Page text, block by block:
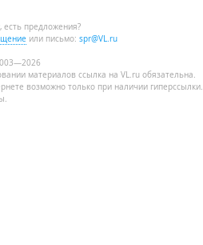
предложения?
или письмо: spr@VL.ru
материалов ссылка на VL.ru обязательна.
возможно только при наличии гиперссылки.